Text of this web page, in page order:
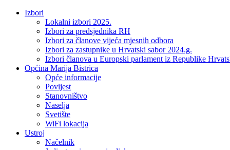
Izbori
Lokalni izbori 2025.
Izbori za predsjednika RH
Izbori za članove vijeća mjesnih odbora
Izbori za zastupnike u Hrvatski sabor 2024.g.
Izbori članova u Europski parlament iz Republike
Općina Marija Bistrica
Opće informacije
Povijest
Stanovništvo
Naselja
Svetište
WiFi lokacija
Ustroj
Načelnik